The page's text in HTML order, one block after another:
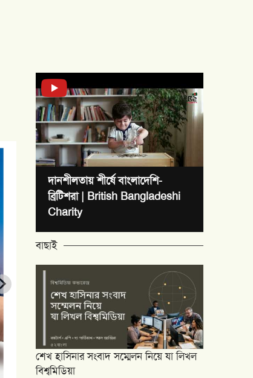
প্যারিসে থেকেও
দানশীলতায় শীর্ষে বাংলাদেশি-
ব্রিটিশরা | British Bangladeshi
Charity
বাছাই
শেখ হাসিনার সংবাদ সম্মেলন নিয়ে যা লিখল
বিশ্বমিডিয়া